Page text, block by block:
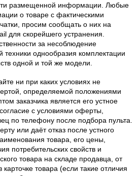
размещенной информации. Любые
о товаре с фактическими
просим сообщать о них на
для скорейшего устранения.
за несоблюдение
техники однообразия комплектации
одной и той же модели.
ни при каких условиях не
определяемой положениями
заказчика является его устное
с условиями оферты,
по телефону после подбора пульта.
или даёт отказ после устного
товара, его цены,
потребительских свойств и
товара на складе продавца, от
товара (если такие отличия